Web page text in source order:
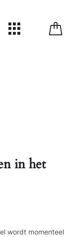
in het
wordt momenteel